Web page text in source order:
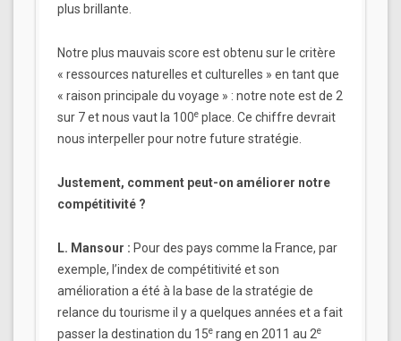
plus brillante.
Notre plus mauvais score est obtenu sur le critère
« ressources naturelles et culturelles » en tant que
« raison principale du voyage » : notre note est de 2
sur 7 et nous vaut la 100e place. Ce chiffre devrait
nous interpeller pour notre future stratégie.
Justement, comment peut-on améliorer notre
compétitivité ?
L. Mansour : Pour des pays comme la France, par
exemple, l’index de compétitivité et son
amélioration a été à la base de la stratégie de
relance du tourisme il y a quelques années et a fait
passer la destination du 15e rang en 2011 au 2e